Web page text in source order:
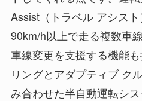
Assist（トラベル アシスト
90km/h以上で走る複数車
車線変更を支援する機能
リングとアダプティブ ク
み合わせた半自動運転シス